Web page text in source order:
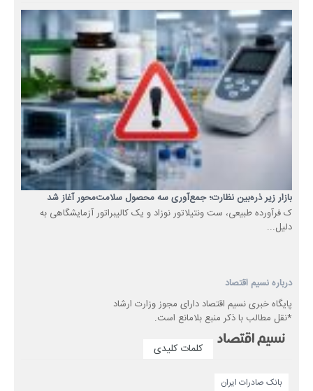
بازار زیر ذره‌بین نظارت؛ جمع‌آوری سه محصول سلامت‌محور آغاز شد
ک فرآورده طبیعی، ست ونتیلاتور نوزاد و یک کالیبراتور آزمایشگاهی به
دلیل...
درباره نسیم اقتصاد
پایگاه خبری نسیم اقتصاد دارای مجوز وزارت ارشاد
*نقل مطالب با ذکر منبع بلامانع است.
کلمات کلیدی
بانک صادرات ایران